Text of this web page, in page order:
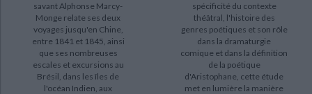
savant Alphonse Marcy-
Monge relate ses deux
voyages jusqu'en Chine,
entre 1841 et 1845, ainsi
que ses nombreuses
escales et excursions au
Brésil, dans les îles de
l'océan Indien, aux
spécificité du contexte
théâtral, l'histoire des
genres poétiques et son rôle
dans la dramaturgie
comique et dans la définition
de la poétique
d'Aristophane, cette étude
met en lumière la manière